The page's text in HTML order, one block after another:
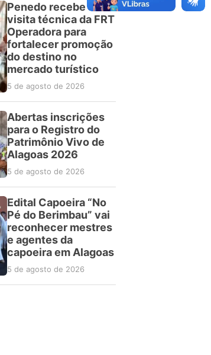
Penedo recebe
visita técnica da FRT
Operadora para
fortalecer promoção
do destino no
mercado turístico
5 de agosto de 2026
Abertas inscrições
para o Registro do
Patrimônio Vivo de
Alagoas 2026
5 de agosto de 2026
Edital Capoeira “No
Pé do Berimbau” vai
reconhecer mestres
e agentes da
capoeira em Alagoas
5 de agosto de 2026